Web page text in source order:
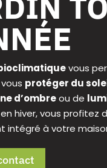
vous
protéger du
d’ombreou de
hiver, vous profitez
intégré à votre